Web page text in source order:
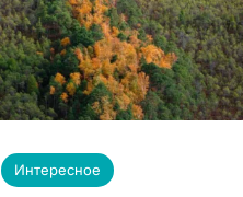
Интересное